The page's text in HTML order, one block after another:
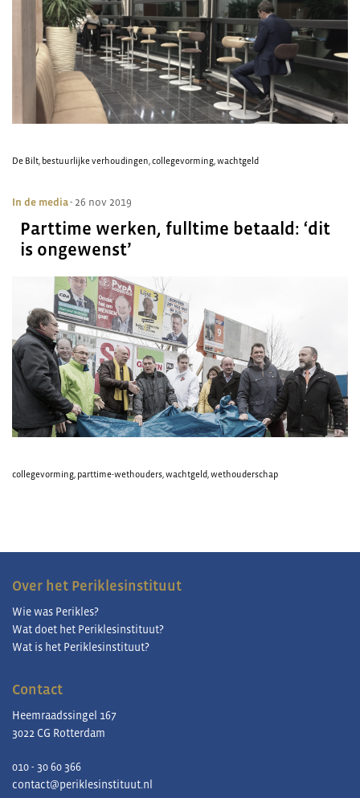
De Bilt, bestuurlijke verhoudingen,collegevorming,wachtgeld
In de media- 26 nov 2019
Parttime werken, fulltime betaald: ‘dit
is ongewenst’
collegevorming, parttime-wethouders,wachtgeld,wethouderschap
Over het Periklesinstituut
Wie was Perikles?
Wat doet het Periklesinstituut?
Wat is het Periklesinstituut?
Contact
Heemraadssingel 167
3022 CG Rotterdam
010 - 30 60 366
contact@periklesinstituut.nl